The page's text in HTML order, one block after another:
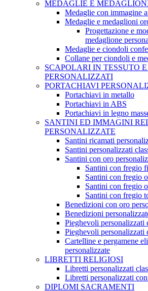
MEDAGLIE E
Medaglie con immagine
Medaglie e medaglioni
Progettazione e
medaglione
Medaglie e ciondoli
Collane per ciondoli e
SCAPOLARI IN TESSUTO
PERSONALIZZATI
PORTACHIAVI
Portachiavi in metallo
Portachiavi in ABS
Portachiavi in legno
SANTINI ED IMMAGINI
PERSONALIZZATE
Santini ricamati
Santini personalizzati
Santini con oro
Santini con fregio
Santini con fregio
Santini con fregio
Santini con fregio
Benedizioni con oro
Benedizioni
Pieghevoli personalizzati
Pieghevoli personalizzati
Cartelline e pergamene
personalizzate
LIBRETTI RELIGIOSI
Libretti personalizzati
Libretti personalizzati
DIPLOMI SACRAMENTI